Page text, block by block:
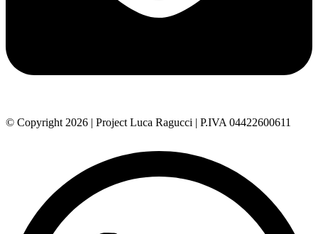
© Copyright 2026 | Project Luca Ragucci | P.IVA 04422600611